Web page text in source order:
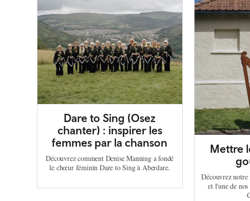
Dare to Sing (Osez
chanter) : inspirer les
femmes par la chanson
Découvrez comment Denise Manning a fondé
le chœur féminin Dare to Sing à Aberdare.
Mettre
Découvrez
et l'une de nos